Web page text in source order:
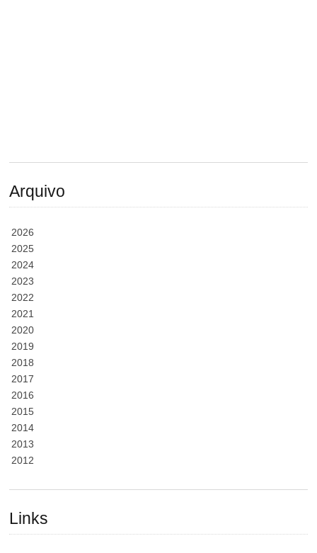
Arquivo
2026
2025
2024
2023
2022
2021
2020
2019
2018
2017
2016
2015
2014
2013
2012
Links